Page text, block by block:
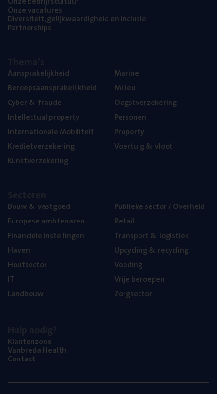
Onze vaca­tu­res
Diver­si­teit, gelijk­waar­dig­heid en inclusie
Part­ner­ships
Aan­spra­ke­lijk­heid
Beroeps­aan­spra­ke­lijk­heid
Cyber& fraude
Intel­lec­tu­al property
Inter­na­ti­o­na­le Mobiliteit
Kre­diet­ver­ze­ke­ring
Kunst­ver­ze­ke­ring
Mari­ne
Mili­eu
Oogst­ver­ze­ke­ring
Per­so­nen
Pro­per­ty
Voer­tuig& vloot
Bouw& vastgoed
Euro­pe­se ambtenaren
Finan­ci­ë­le instellingen
Haven
Hout­sec­tor
IT
Land­bouw
Publie­ke sec­tor / Overheid
Retail
Trans­port& logistiek
Upcy­cling& recycling
Voe­ding
Vrije beroe­pen
Zorg­sec­tor
Klan­ten­zo­ne
Van­b­re­da Health
Con­tact